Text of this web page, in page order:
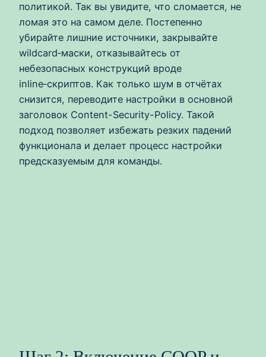
политикой. Так вы увидите, что сломается, не
ломая это на самом деле. Постепенно
убирайте лишние источники, закрывайте
wildcard‑маски, отказывайтесь от
небезопасных конструкций вроде
inline‑скриптов. Как только шум в отчётах
снизится, переводите настройки в основной
заголовок Content-Security-Policy. Такой
подход позволяет избежать резких падений
функционала и делает процесс настройки
предсказуемым для команды.